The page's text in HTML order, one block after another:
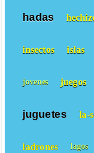
hadas
insectos islas
jovenes juegos
juguetes la-
ladrones lagos